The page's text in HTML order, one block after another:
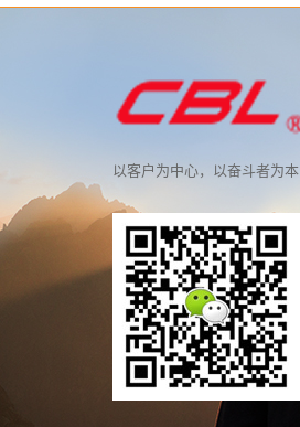
以客户为中心，以奋斗者为本